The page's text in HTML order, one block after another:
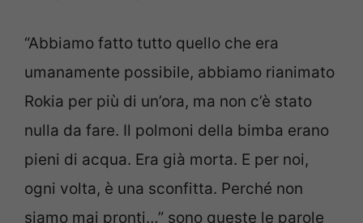
“Abbiamo fatto tutto quello che era
umanamente possibile, abbiamo rianimato
Rokia per più di un’ora, ma non c’è stato
nulla da fare. Il polmoni della bimba erano
pieni di acqua. Era già morta. E per noi,
ogni volta, è una sconfitta. Perché non
siamo mai pronti…” sono queste le parole